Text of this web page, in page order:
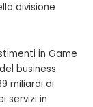
divisione
in Game
business
miliardi di
servizi in